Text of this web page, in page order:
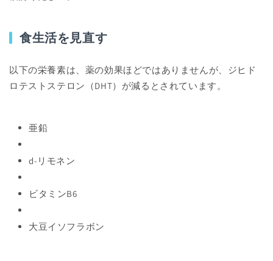
食生活を見直す
以下の栄養素は、薬の効果ほどではありませんが、ジヒド
ロテストステロン（DHT）が減るとされています。
亜鉛
d-リモネン
ビタミンB6
大豆イソフラボン